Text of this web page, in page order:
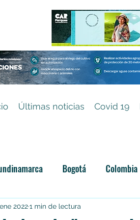
Últimas noticias Covid 19
Bogotá Colombia
Categoría sin título
20221 min de lectura